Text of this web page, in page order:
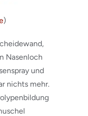
)
Nasenloch
und
nichts mehr.